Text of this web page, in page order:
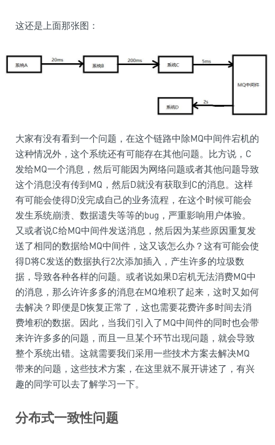
这还是上面那张图：
大家有没有看到一个问题，在这个链路中除MQ中间件宕机的
这种情况外，这个系统还有可能存在其他问题。比方说，C
发给MQ一个消息，然后可能因为网络问题或者其他问题导致
这个消息没有传到MQ，然后D就没有获取到C的消息。这样
有可能会使得D没完成自己的业务流程，在这个时候可能会
发生系统崩溃、数据遗失等等的bug，严重影响用户体验。
又或者说C给MQ中间件发送消息，然后因为某些原因重复发
送了相同的数据给MQ中间件，这又该怎么办？这有可能会使
得D将C发送的数据执行2次添加插入，产生许多的垃圾数
据，导致各种各样的问题。或者说如果D宕机无法消费MQ中
的消息，那么许许多多的消息在MQ堆积了起来，这时又如何
去解决？即便是D恢复正常了，这也需要花费许多时间去消
费堆积的数据。因此，当我们引入了MQ中间件的同时也会带
来许许多多的问题，而且一旦某个环节出现问题，就会导致
整个系统出错。这就需要我们采用一些技术方案去解决MQ
带来的问题，这些技术方案，在这里就不展开讲述了，有兴
趣的同学可以去了解学习一下。
分布式一致性问题